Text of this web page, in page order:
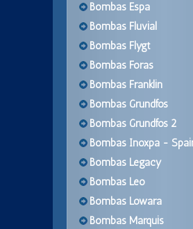
Bombas Espa
Bombas Fluvial
Bombas Flygt
Bombas Foras
Bombas Franklin
Bombas Grundfos
Bombas Grundfos 2
Bombas Inoxpa -
Bombas Legacy
Bombas Leo
Bombas Lowara
Bombas Marquis